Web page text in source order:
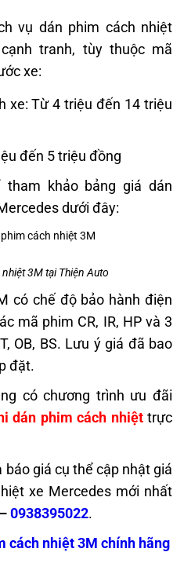
vụ dán phim cách nhiệt
tranh, tùy thuộc mã
xe:
xe: Từ 4 triệu đến 14 triệu
đến 5 triệu đồng
tham khảo bảng giá dán
dưới đây:
3M tại Thiện Auto
có chế độ bảo hành điện
mã phim CR, IR, HP và 3
OB, BS. Lưu ý giá đã bao
đặt.
có chương trình ưu đãi
dán phim cách nhiệt trực
giá cụ thể cập nhật giá
xe Mercedes mới nhất
–0938395022.
cách nhiệt 3M chính hãng